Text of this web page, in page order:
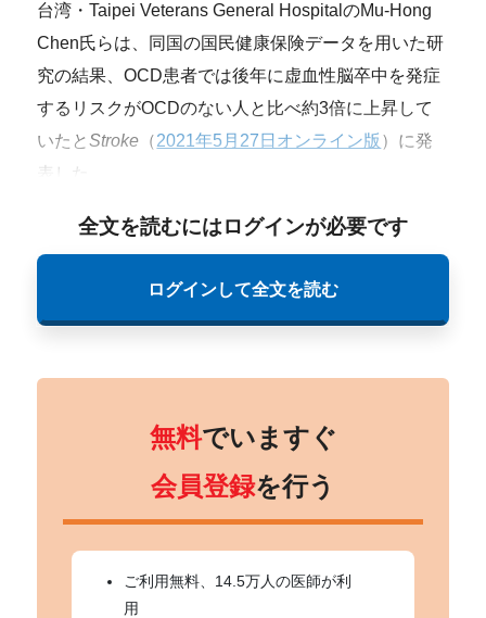
台湾・Taipei Veterans General HospitalのMu-Hong
Chen氏らは、同国の国民健康保険データを用いた研
究の結果、OCD患者では後年に虚血性脳卒中を発症
するリスクがOCDのない人と比べ約3倍に上昇して
いたとStroke （2021年5月27日オンライン版 ）に発
表した。
全文を読むにはログインが必要です
ログインして全文を読む
無料でいますぐ
会員登録を行う
ご利用無料、14.5万人の医師が利
用